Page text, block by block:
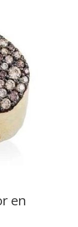
en